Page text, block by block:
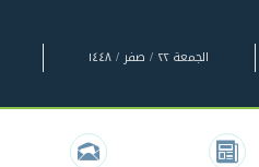
الجمعة ٢٢ / صفر / ١٤٤٨